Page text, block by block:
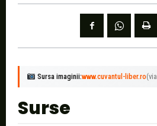
Sursa imaginii:www.cuvantul-liber.ro(via
Surse